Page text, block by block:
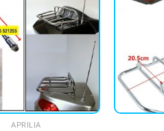
APRILIA